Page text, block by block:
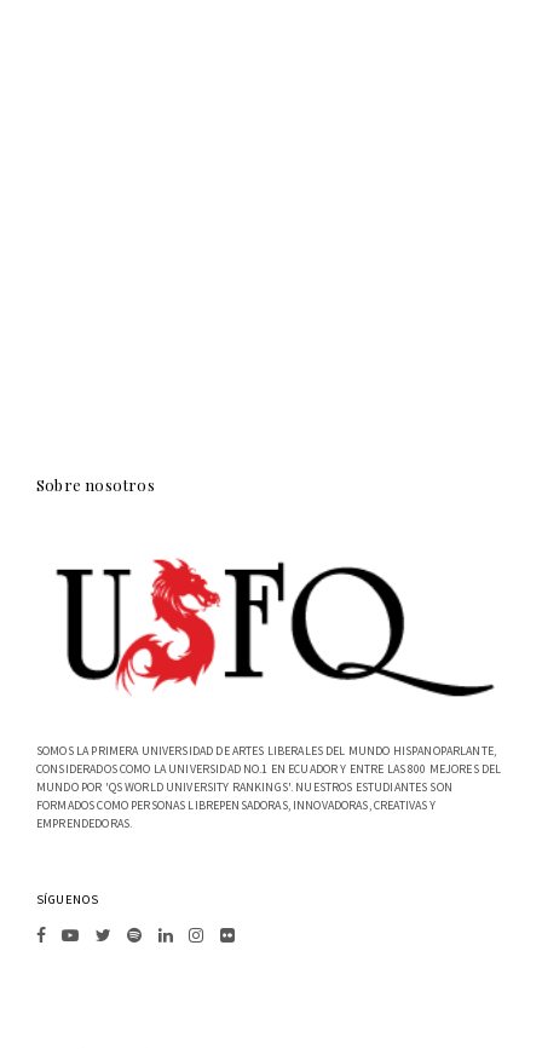
Sobre nosotros
SOMOS LA PRIMERA UNIVERSIDAD DE ARTES LIBERALES DEL MUNDO HISPANOPARLANTE,
CONSIDERADOS COMO LA UNIVERSIDAD NO.1 EN ECUADOR Y ENTRE LAS 800 MEJORES DEL
MUNDO POR 'QS WORLD UNIVERSITY RANKINGS'. NUESTROS ESTUDIANTES SON
FORMADOS COMO PERSONAS LIBREPENSADORAS, INNOVADORAS, CREATIVAS Y
EMPRENDEDORAS.
SÍGUENOS